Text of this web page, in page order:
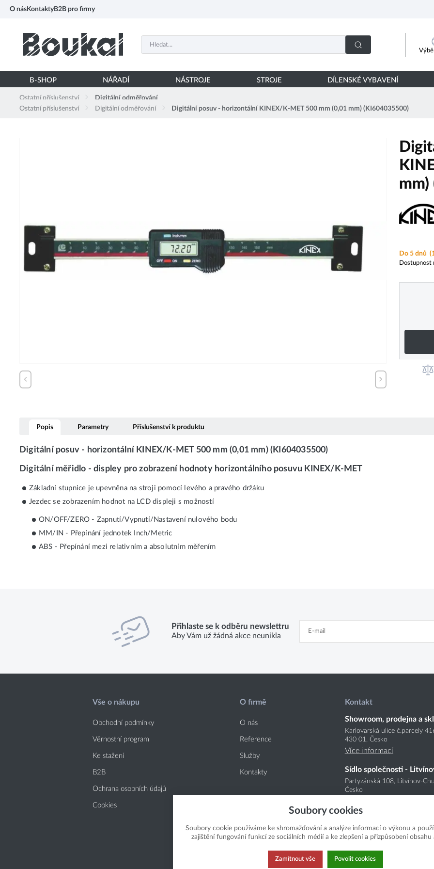
O nás Kontakty B2B pro firmy
B-SHOP NÁŘADÍ NÁSTROJE STROJE DÍLENSKÉ VYBAVENÍ
Ostatní příslušenství
Digitální odměřování
Ostatní příslušenství
Digitální odměřování Digitální posuv - horizontální KINEX/K-MET 500 mm (0,01 mm) (KI604035500)
Do 5 dnů
Dostupnost
Popis Parametry Příslušenství k produktu
Digitální posuv - horizontální KINEX/K-MET 500 mm (0,01 mm) (KI604035500)
Digitální měřidlo - displey pro zobrazení hodnoty horizontálního posuvu KINEX/K-MET
Základní stupnice je upevněna na stroji pomocí levého a pravého držáku
Jezdec se zobrazením hodnot na LCD displeji s možností
ON/OFF/ZERO - Zapnutí/Vypnutí/Nastavení nulového bodu
MM/IN - Přepínání jednotek Inch/Metric
ABS - Přepínání mezi relativním a absolutním měřením
Přihlaste se k odběru newslettru
Aby Vám už žádná akce neunikla
Vše o nákupu
Obchodní podmínky
Věrnostní program
Ke stažení
B2B
Ochrana osobních údajů
Cookies
O firmě
O nás
Reference
Služby
Kontakty
Kontakt
Showroom, prodejna a
Karlovarská ulice č.parcely
430 01, Česko
Více informací
Sídlo společnosti -
Partyzánská 108, Litvínov-
Česko
Soubory cookies
Soubory cookie používáme ke shromažďování a analýze informací o výkonu a
zajištění fungování funkcí ze sociálních médií a ke zlepšení a přizpůsobení obsahu
Zamítnout vše Povolit cookies